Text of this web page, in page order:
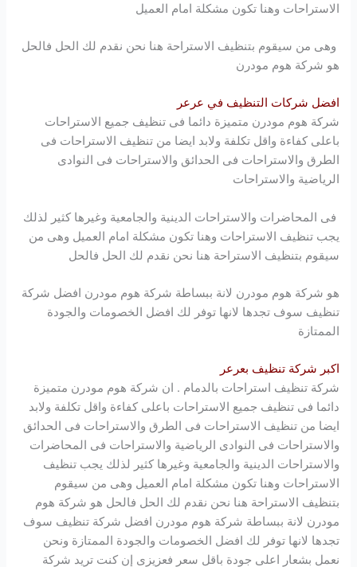
الاستراحات وهنا تكون مشكلة امام العميل
وهى من سيقوم بتنظيف الاستراحة هنا نحن نقدم لك الحل فالحل
هو شركةهوم مودرن
افضل شركات التنظيف في عرعر
شركةهوم مودرنمتميزة دائما فى تنظيف جميع الاستراحات
باعلى كفاءة واقل تكلفة ولابد ايضا من تنظيف الاستراحات فى
الطرق والاستراحات فى الحدائق والاستراحات فى النوادى
الرياضية والاستراحات
فى المحاضرات والاستراحات الدينية والجامعية وغيرها كثير لذلك
يجب تنظيف الاستراحات وهنا تكون مشكلة امام العميل وهى من
سيقوم بتنظيف الاستراحة هنا نحن نقدم لك الحل فالحل
هو شركةهوم مودرنلانة ببساطة شركةهوم مودرنافضل شركة
تنظيف سوف تجدها لانها توفر لك افضل الخصومات والجودة
الممتازة
اكبر شركة تنظيف بعرعر
شركة تنظيف استراحات بالدمام . ان شركةهوم مودرنمتميزة
دائما فى تنظيف جميع الاستراحات باعلى كفاءة واقل تكلفة ولابد
ايضا من تنظيف الاستراحات فى الطرق والاستراحات فى الحدائق
والاستراحات فى النوادى الرياضية والاستراحات فى المحاضرات
والاستراحات الدينية والجامعية وغيرها كثير لذلك يجب تنظيف
الاستراحات وهنا تكون مشكلة امام العميل وهى من سيقوم
بتنظيف الاستراحة هنا نحن نقدم لك الحل فالحل هو شركةهوم
مودرنلانة ببساطة شركةهوم مودرنافضل شركة تنظيف سوف
تجدها لانها توفر لك افضل الخصومات والجودة الممتازة ونحن
نعمل بشعار اعلى جودة باقل سعر فعزيزى إن كنت تريد شركة